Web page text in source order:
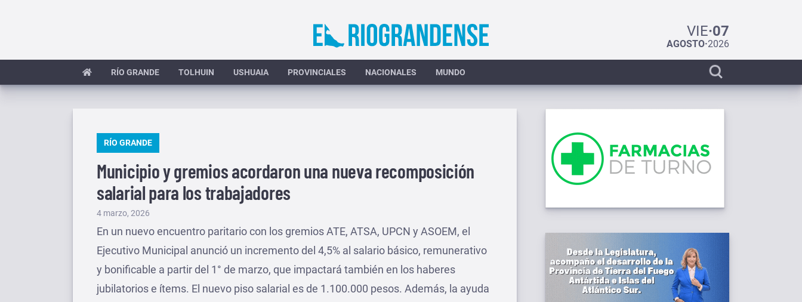
VIE·07
AGOSTO·2026
RÍO GRANDE TOLHUIN USHUAIA PROVINCIALES NACIONALES MUNDO
Display
search
PUBLICADO
RÍO GRANDE
Municipio y gremios acordaron una nueva recomposición
salarial para los trabajadores
Publicado
el
4 marzo, 2026
En un nuevo encuentro paritario con los gremios ATE, ATSA, UPCN y ASOEM, el
Ejecutivo Municipal anunció un incremento del 4,5% al salario básico, remunerativo
y bonificable a partir del 1° de marzo, que impactará también en los haberes
jubilatorios e ítems. El nuevo piso salarial es de 1.100.000 pesos. Además, la ayuda